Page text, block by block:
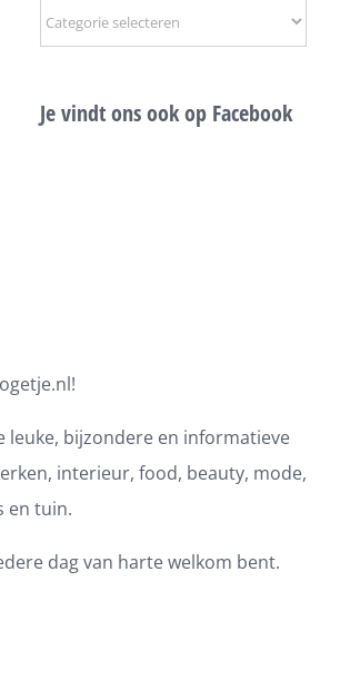
geschikt bouwbedrijf
20 juli 2020 - 10:05
Welke klussen
over?
Onderwerpen
Je vindt ons ook op Facebook
leuke, bijzondere en informatieve
interieur, food, beauty, mode,
en tuin.
dag van harte welkom bent.